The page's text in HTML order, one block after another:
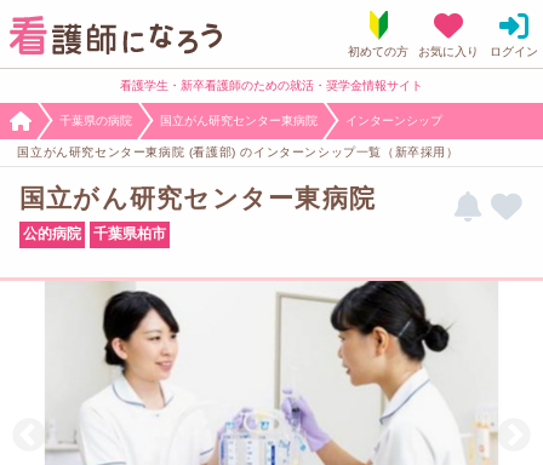
看護学生・新卒看護師のための就活・奨学金情報サイト
千葉県の病院 国立がん研究センター東病院 インターンシップ
国立がん研究センター東病院 (看護部) のインターンシップ一覧（新卒採用）
国立がん研究センター東病院
公的病院 千葉県柏市